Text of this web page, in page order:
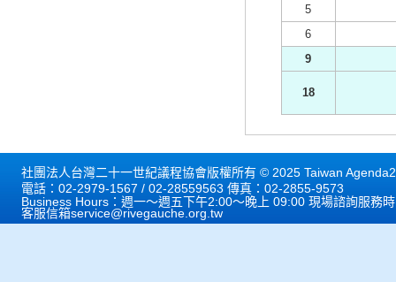
5
6
9
18
社團法人台灣二十一世紀議程協會版權所有 © 2025 Taiwan
電話：02-2979-1567 / 02-28559563 傳真：02-2855-9573
Business Hours：週一～週五下午2:00～晚上 09:00 現場諮詢服務
客服信箱service@rivegauche.org.tw